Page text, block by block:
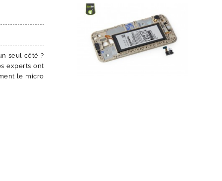
seul côté ?
experts ont
le micro